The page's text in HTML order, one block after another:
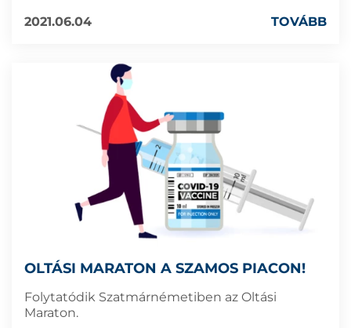
2021.06.04
TOVÁBB
OLTÁSI MARATON A SZAMOS PIACON!
Folytatódik Szatmárnémetiben az Oltási
Maraton.